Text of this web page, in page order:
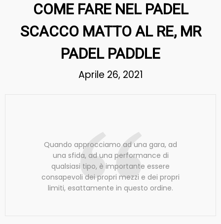
COME FARE NEL PADEL
SCACCO MATTO AL RE, MR
PADEL PADDLE
Aprile 26, 2021
Quando approcciamo ad una gara, ad
una sfida, ad una performance di
qualsiasi tipo, è importante essere
consapevoli dei propri mezzi e dei propri
limiti, esattamente in questo ordine.